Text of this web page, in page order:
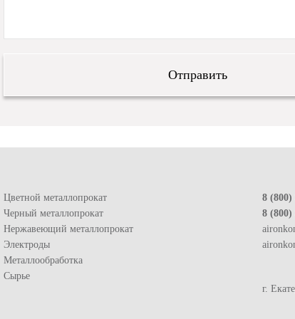
Цветной металлопрокат
Черный металлопрокат
Нержавеющий металлопрокат
Электроды
Металлообработка
Сырье
8 (800)
8 (800)
г.